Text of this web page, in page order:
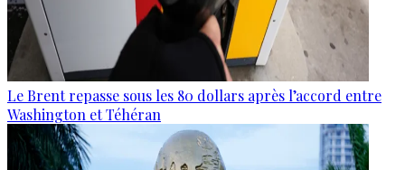
Le Brent repasse sous les 80 dollars après l’accord entre
Washington et Téhéran